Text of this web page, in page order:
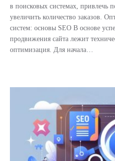
в поисковых системах, привлечь
увеличить количество заказов.
систем: основы SEO В основе
продвижения сайта лежит
оптимизация. Для начала…